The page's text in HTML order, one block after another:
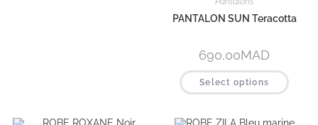
1 190,00MAD
ROBE ZILA Bronze ROBE ZILA Noir